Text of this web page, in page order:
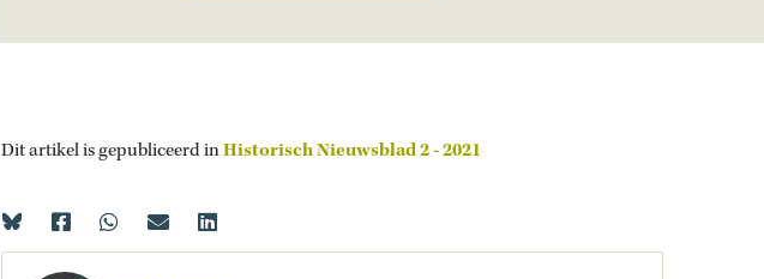
Dit artikel is gepubliceerd inHistorisch Nieuwsblad 2 - 2021